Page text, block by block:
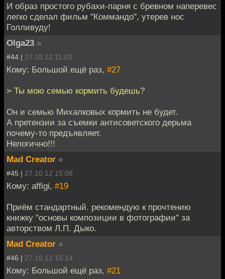
И образ простого рубахи-парня с бревном наперевес
легко сделал фильм "Коммандо", утерев нос
Голливуду!
Olga23 »
#44 | 27.10.12 11:03
Кому: Большой ещё раз, #27
> Ты мою семью кормить будешь?
Он и семью Михалковых кормить не будет.
А претензии за съемки антисоветского дерьма
почему-то предъявляет.
Нелогично!!!
Mad Creator »
#45 | 27.10.12 15:08
Кому: affigi, #19
Приём стандартный. рекомендую к прочтению
книжку "основы композиции в фотографии" за
авторством Л.П. Дыко.
Mad Creator »
#46 | 27.10.12 15:14
Кому: Большой ещё раз, #21